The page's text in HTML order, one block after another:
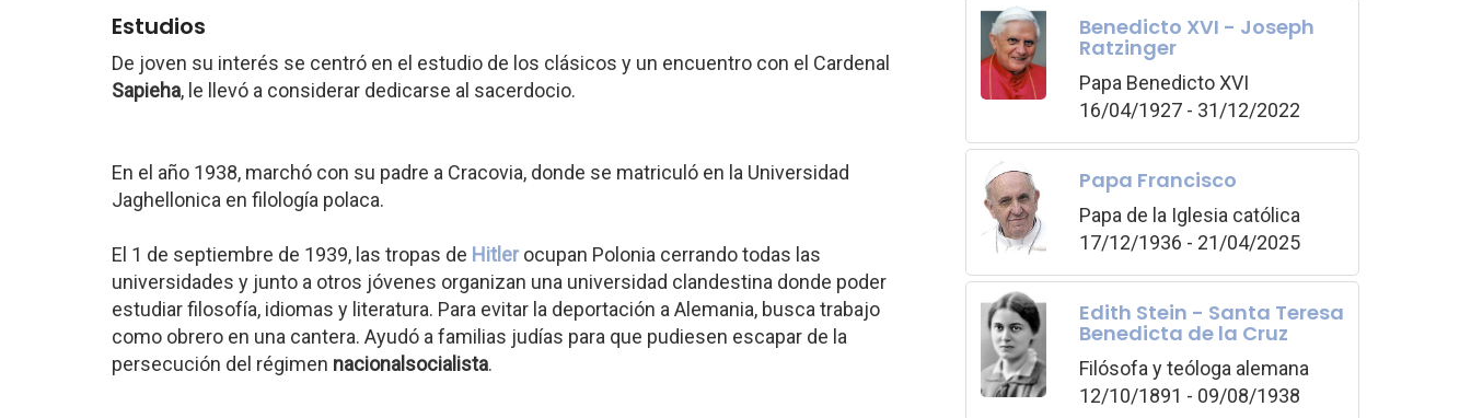
Estudios
De joven su interés se centró en el estudio de los clásicos y un encuentro con el Cardenal
Sapieha, le llevó a considerar dedicarse al sacerdocio.
En el año 1938, marchó con su padre a Cracovia, donde se matriculó en la Universidad
Jaghellonica en filología polaca.
El 1 de septiembre de 1939, las tropas de Hitlerocupan Polonia cerrando todas las
universidades y junto a otros jóvenes organizan una universidad clandestina donde poder
estudiar filosofía, idiomas y literatura. Para evitar la deportación a Alemania, busca trabajo
como obrero en una cantera. Ayudó a familias judías para que pudiesen escapar de la
persecución del régimen nacionalsocialista.
Benedicto XVI - Joseph
Ratzinger
Papa Benedicto XVI
16/04/1927 - 31/12/2022
Papa Francisco
Papa de la Iglesia católica
17/12/1936 - 21/04/2025
Edith Stein - Santa Teresa
Benedicta de la Cruz
Filósofa y teóloga alemana
12/10/1891 - 09/08/1938